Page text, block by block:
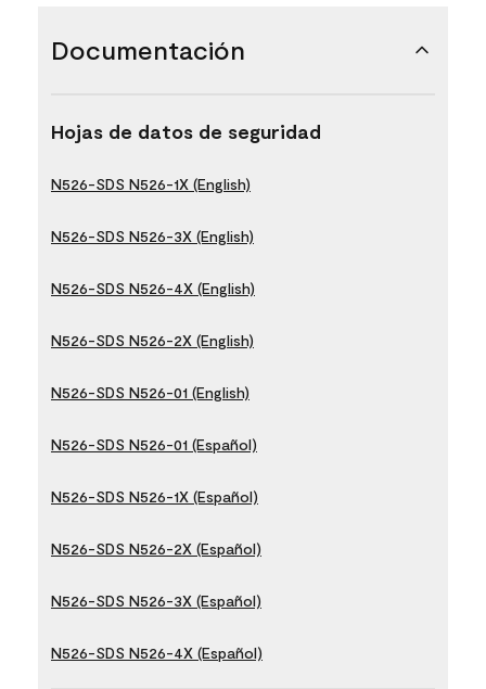
Documentación
Hojas de datos de seguridad
N526-SDS N526-1X (English)
N526-SDS N526-3X (English)
N526-SDS N526-4X (English)
N526-SDS N526-2X (English)
N526-SDS N526-01 (English)
N526-SDS N526-01 (Español)
N526-SDS N526-1X (Español)
N526-SDS N526-2X (Español)
N526-SDS N526-3X (Español)
N526-SDS N526-4X (Español)